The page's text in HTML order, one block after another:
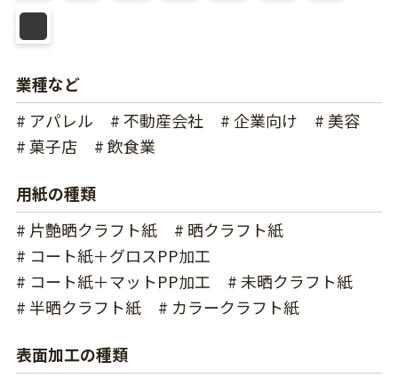
業種など
# アパレル
# 不動産会社 # 企業向け
# 美容
# 菓子店
# 飲食業
用紙の種類
# 片艶晒クラフト紙
# 晒クラフト紙
# コート紙＋グロスPP加工
# コート紙＋マットPP加工
# 未晒クラフト紙
# 半晒クラフト紙
# カラークラフト紙
表面加工の種類